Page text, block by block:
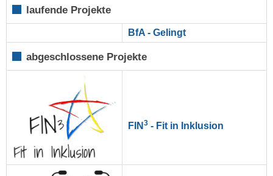
laufende Projekte
BfA - Gelingt
abgeschlossene Projekte
FIN3 - Fit in Inklusion